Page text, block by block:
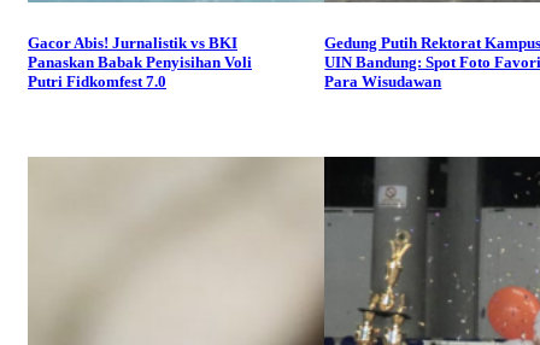
Gacor Abis! Jurnalistik vs BKI
Panaskan Babak Penyisihan Voli
Putri Fidkomfest 7.0
Gedung Putih Rektorat
UIN Bandung: Spot Foto
Para Wisudawan